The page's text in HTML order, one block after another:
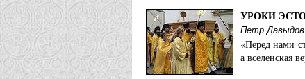
УРОКИ
Петр Давыдов
«Перед нами
а вселенская